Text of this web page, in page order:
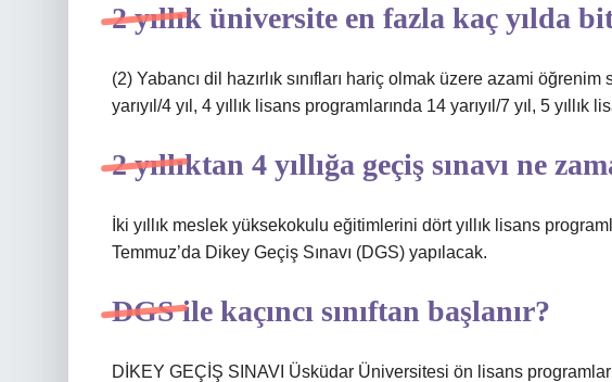
2 yıllık üniversite en fazla kaç yılda
(2) Yabancı dil hazırlık sınıfları hariç olmak üzere azami
yarıyıl/4 yıl, 4 yıllık lisans programlarında 14 yarıyıl/7 yıl, 5 yıllık
2 yıllıktan 4 yıllığa geçiş sınavı ne
İki yıllık meslek yüksekokulu eğitimlerini dört yıllık lisans
Temmuz’da Dikey Geçiş Sınavı (DGS) yapılacak.
DGS ile kaçıncı sınıftan başlanır?
DİKEY GEÇİŞ SINAVI Üsküdar Üniversitesi ön lisans